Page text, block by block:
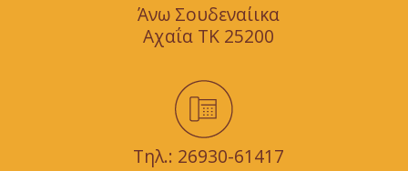
Άνω Σουδεναίικα
Αχαΐα TK 25200
Τηλ.: 26930-61417